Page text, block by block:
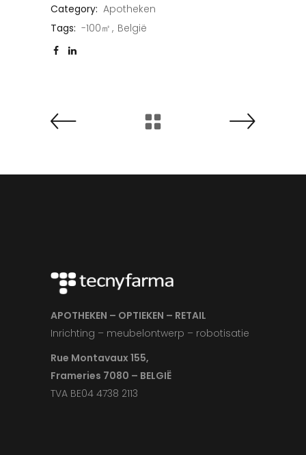
Category: Apotheken
Tags: -100㎡ België
APOTHEKEN – OPTIEKEN – RETAIL
Inrichting – meubelontwerp – robotisatie
Rue Montavaux 155,
Frameries 7080 – BELGIË
TVA BE04 4738 2113